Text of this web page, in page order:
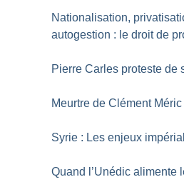
Nationalisation,
autogestion : le droit de
Pierre Carles proteste de
Meurtre de Clément
Syrie : Les enjeux
Quand l’Unédic alimente